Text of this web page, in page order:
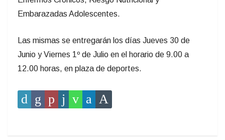
Embarazadas Adolescentes.
Las mismas se entregarán los días Jueves 30 de
Junio y Viernes 1º de Julio en el horario de 9.00 a
12.00 horas, en plaza de deportes.